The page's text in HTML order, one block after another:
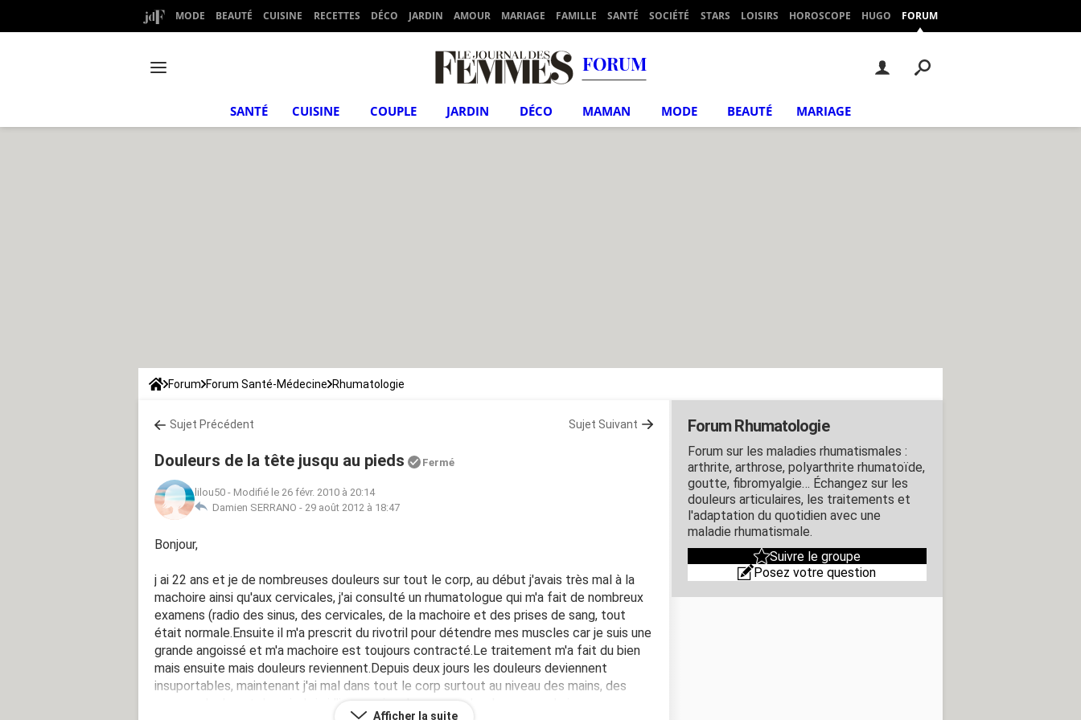
MODE BEAUTÉ CUISINE RECETTES DÉCO JARDIN AMOUR MARIAGE FAMILLE SANTÉ SOCIÉTÉ STARS LOISIRS HOROSCOPE HUGO FORUM
FORUM
SANTÉ CUISINE COUPLE JARDIN DÉCO MAMAN MODE BEAUTÉ MARIAGE
Forum Forum Santé-Médecine Rhumatologie
Sujet Précédent Sujet Suivant
Douleurs de la tête jusqu au pieds Fermé
lilou50 - Modifié le 26 févr. 2010 à 20:14
Damien SERRANO - 29 août 2012 à 18:47
Bonjour,
j ai 22 ans et je de nombreuses douleurs sur tout le corp, au début j'avais très mal à la
machoire ainsi qu'aux cervicales, j'ai consulté un rhumatologue qui m'a fait de nombreux
examens (radio des sinus, des cervicales, de la machoire et des prises de sang, tout
était normale.Ensuite il m'a prescrit du rivotril pour détendre mes muscles car je suis une
grande angoissé et m'a machoire est toujours contracté.Le traitement m'a fait du bien
mais ensuite mais douleurs reviennent.Depuis deux jours les douleurs deviennent
insuportables, maintenant j'ai mal dans tout le corp surtout au niveau des mains, des
genoux, du dos et des pieds.j ai l'impression de me prendre des coups de jus en
Afficher la suite
Forum Rhumatologie
Forum sur les maladies rhumatismales :
arthrite, arthrose, polyarthrite rhumatoïde,
goutte, fibromyalgie… Échangez sur les
douleurs articulaires, les traitements et
l'adaptation du quotidien avec une
maladie rhumatismale.
Suivre le groupe
Posez votre question